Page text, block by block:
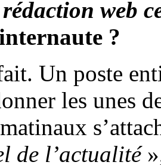
rédaction web
?
Un poste
les unes
de l’actualité